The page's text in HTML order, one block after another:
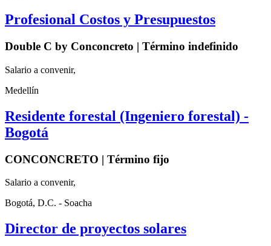
Profesional Costos y Presupuestos
Double C by Conconcreto | Término indefinido
Salario a convenir,
Medellín
Residente forestal (Ingeniero forestal) -
Bogotá
CONCONCRETO | Término fijo
Salario a convenir,
Bogotá, D.C. - Soacha
Director de proyectos solares